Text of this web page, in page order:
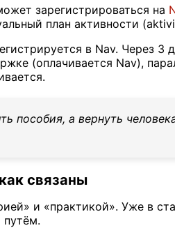
зарегистрироваться на
план активности
в Nav. Через 3
(оплачивается Nav),
пособия, а вернуть
связаны
и «практикой». Уже в